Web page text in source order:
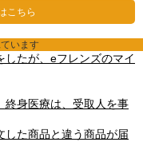
こちら
います
たが、eフレンズのマイ
終身医療は、受取人を事
した商品と違う商品が届